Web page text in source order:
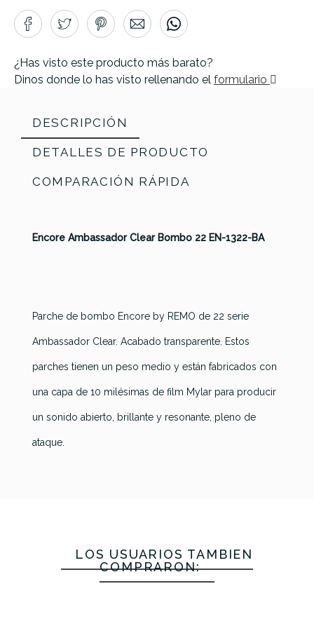
¿Has visto este producto más barato?
Dinos donde lo has visto rellenando el formulario
DESCRIPCIÓN
DETALLES DE PRODUCTO
COMPARACIÓN RÁPIDA
Encore Ambassador Clear Bombo 22 EN-1322-BA
Parche de bombo Encore by REMO de 22 serie
Ambassador Clear. Acabado transparente. Estos
parches tienen un peso medio y están fabricados con
una capa de 10 milésimas de film Mylar para producir
un sonido abierto, brillante y resonante, pleno de
ataque.
Referencia PARCPERENC053
Ambassador
Ebony Hole
EN-1022-ES
Pinstripe
Clear
22 EN-
1322-PS
Powerstroke
3 Clear
EN-1322-P3
Ambassador
Ebony
EN-1022-EB
LOS USUARIOS TAMBIÉN
COMPRARON: